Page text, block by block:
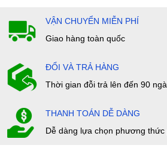
VẬN CHUYỂN MIỄN PHÍ
Giao hàng toàn quốc
ĐỔI VÀ TRẢ HÀNG
Thời gian đỗi trả lên đến 90
THANH TOÁN DỄ DÀNG
Dễ dàng lựa chọn phương thức